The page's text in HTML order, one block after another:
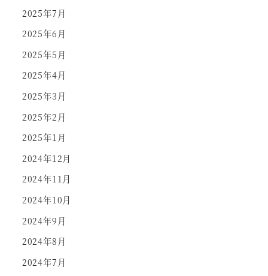
2025年7月
2025年6月
2025年5月
2025年4月
2025年3月
2025年2月
2025年1月
2024年12月
2024年11月
2024年10月
2024年9月
2024年8月
2024年7月